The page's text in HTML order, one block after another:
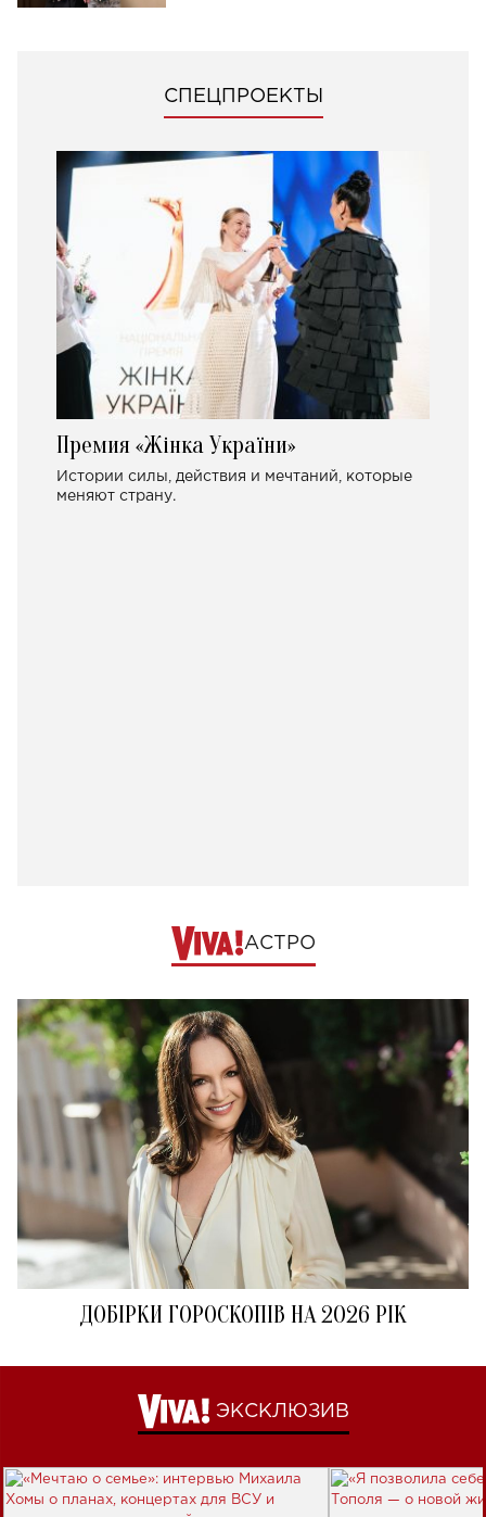
СПЕЦПРОЕКТЫ
Премия «Жінка України»
Истории силы, действия и мечтаний, которые
меняют страну.
АСТРО
ДОБІРКИ ГОРОСКОПІВ НА 2026 РІК
ЭКСКЛЮЗИВ